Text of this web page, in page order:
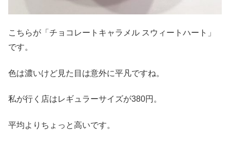
こちらが「チョコレートキャラメル スウィートハート」
です。
色は濃いけど見た目は意外に平凡ですね。
私が行く店はレギュラーサイズが380円。
平均よりちょっと高いです。